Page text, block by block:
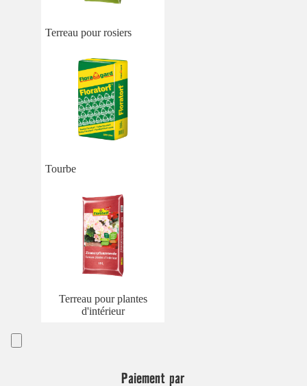
Terreau pour rosiers
Tourbe
Terreau pour plantes
d'intérieur
Paiement par